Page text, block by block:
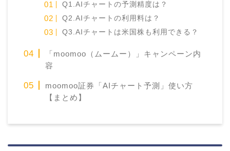
Q1.AIチャートの予測精度は？
Q2.AIチャートの利用料は？
Q3.AIチャートは米国株も利用できる？
「moomoo（ムームー）」キャンペーン内
容
moomoo証券「AIチャート予測」使い方
【まとめ】